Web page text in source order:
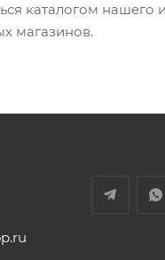
каталогом
магазинов.